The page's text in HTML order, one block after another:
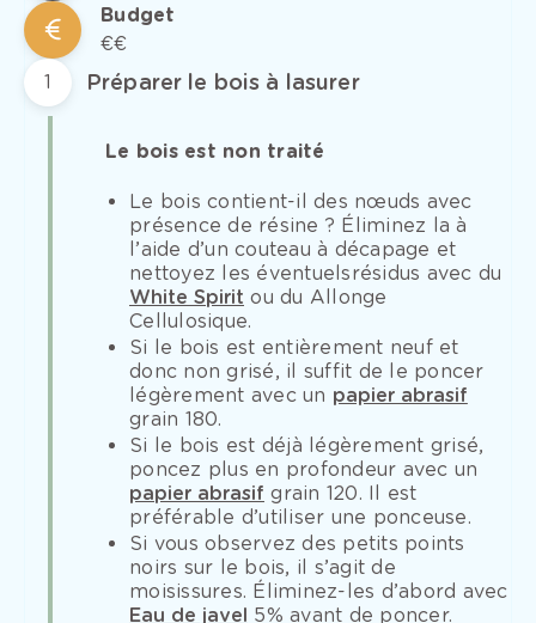
Budget
€€
1
Préparer le bois à lasurer
Le bois est non traité
Le bois contient-il des nœuds avec
présence de résine ? Éliminez la à
l’aide d’un couteau à décapage et
nettoyez les éventuelsrésidus avec du
White Spirit ou du Allonge
Cellulosique.
Si le bois est entièrement neuf et
donc non grisé, il suffit de le poncer
légèrement avec un papier abrasif
grain 180.
Si le bois est déjà légèrement grisé,
poncez plus en profondeur avec un
papier abrasif grain 120. Il est
préférable d’utiliser une ponceuse.
Si vous observez des petits points
noirs sur le bois, il s’agit de
moisissures. Éliminez-les d’abord avec
Eau de javel 5% avant de poncer.